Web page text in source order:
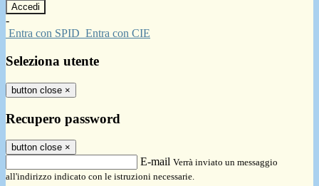
-
Entra con SPID Entra con CIE
Seleziona utente
button close ×
Recupero password
button close ×
E-mail Verrà inviato un messaggio
all'indirizzo indicato con le istruzioni necessarie.